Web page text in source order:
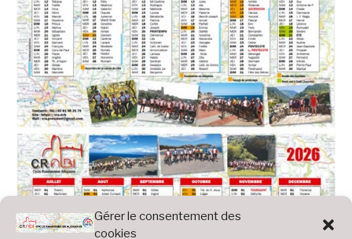
Gérer le consentement des
cookies